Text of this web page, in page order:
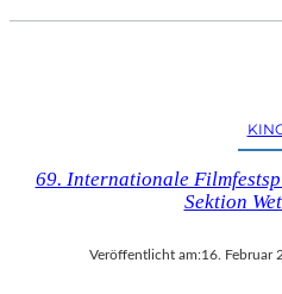
69. Internationale
Sektion
Veröffentlicht am:16. Februar